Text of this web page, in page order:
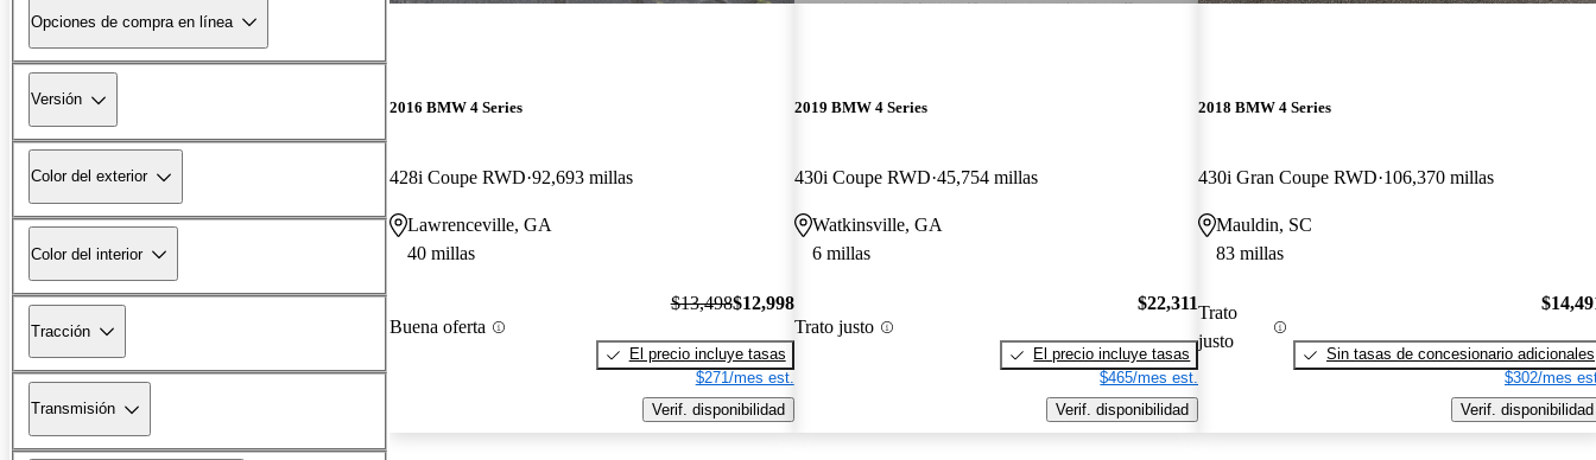
Opciones de compra en línea
Versión
Color del exterior
Color del interior
Tracción
Transmisión
2016 BMW 4 Series
428i Coupe RWD 92,693 millas
Lawrenceville, GA
40 millas
Buena oferta
$13,498$12,998
El precio incluye tasas
$271/mes est.
Verif. disponibilidad
2019 BMW 4 Series
430i Coupe RWD 45,754 millas
Watkinsville, GA
6 millas
Trato justo
$22,311
El precio incluye tasas
$465/mes est.
Verif. disponibilidad
2018 BMW 4 Series
430i Gran Coupe RWD 106,370 millas
Mauldin, SC
83 millas
Trato
justo
Sin tasas de concesionario adicionales
$302/mes
Verif. disponibilidad